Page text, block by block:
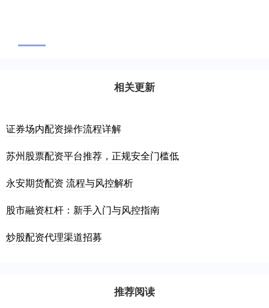
相关更新
证券场内配资操作流程详解
苏州股票配资平台推荐，正规安全门槛低
永安期货配资 流程与风控解析
股市融资杠杆：新手入门与风控指南
炒股配资代理渠道招募
推荐阅读